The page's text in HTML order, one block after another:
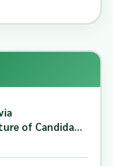
of Candida
cerevisiae